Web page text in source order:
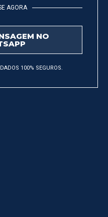
AGORA
NO
100% SEGUROS.